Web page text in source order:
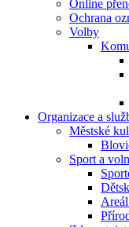
Online
Ochrana
Volby
Organizace a
Městské
Sport a